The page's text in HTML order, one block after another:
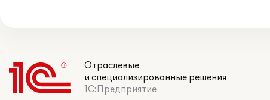
Отраслевые
и специализированные решения
1С:Предприятие